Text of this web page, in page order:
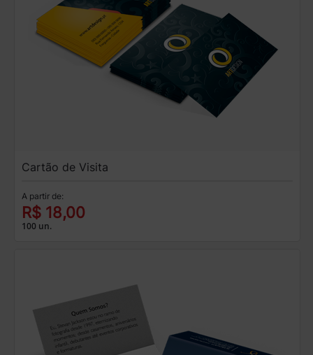
Cartão de Visita
A partir de:
R$ 18,00
100 un.